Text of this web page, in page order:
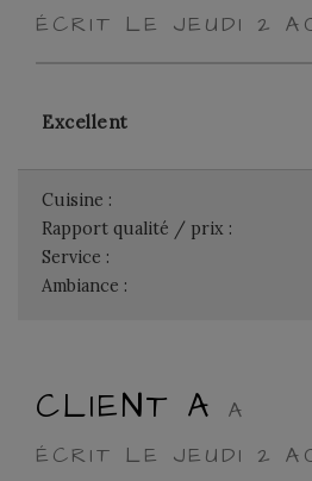
ÉCRIT LE JEUDI 2
Excellent
Cuisine :
Rapport qualité / prix :
Service :
Ambiance :
CLIENT A
A
ÉCRIT LE JEUDI 2